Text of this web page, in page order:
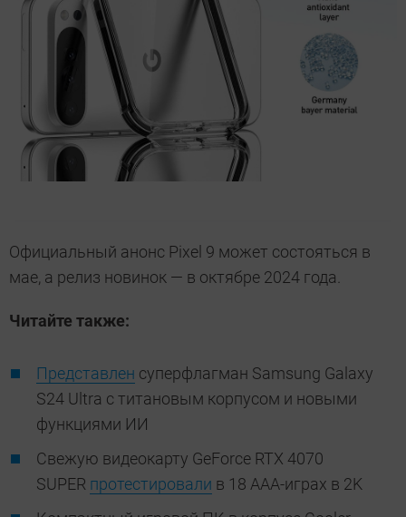
Официальный анонс Pixel 9 может состояться в
мае, а релиз новинок — в октябре 2024 года.
Читайте также:
Представлен суперфлагман Samsung Galaxy
S24 Ultra с титановым корпусом и новыми
функциями ИИ
Свежую видеокарту GeForce RTX 4070
SUPER протестировали в 18 ААА-играх в 2K